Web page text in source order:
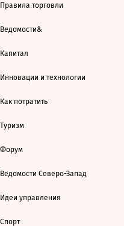
Правила торговли
Ведомости&
Капитал
Инновации и технологии
Как потратить
Туризм
Форум
Ведомости Северо-Запад
Идеи управления
Спорт